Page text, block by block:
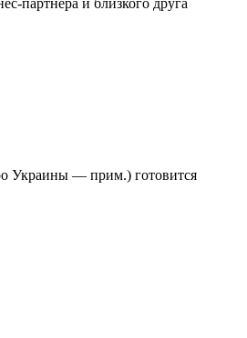
партнера и близкого друга
Украины — прим.) готовится